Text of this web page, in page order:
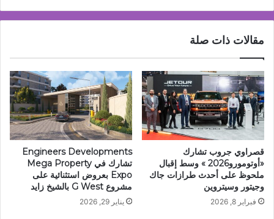
مقالات ذات صلة
قصراوي جروب تشارك
«أوتومورو2026 » وسط إقبال
ملحوظ على أحدث طرازات جاك
وجيتور وسيتروين
فبراير 8, 2026
Engineers Developments
تشارك في Mega Property
Expo بعروض استثنائية على
مشروع G West بالشيخ زايد
يناير 29, 2026